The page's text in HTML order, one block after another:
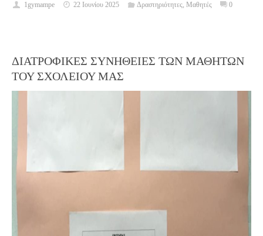
1gymampe 22 Ιουνίου 2025 Δραστηριότητες, Μαθητές 0
ΔΙΑΤΡΟΦΙΚΕΣ ΣΥΝΗΘΕΙΕΣ ΤΩΝ ΜΑΘΗΤΩΝ
ΤΟΥ ΣΧΟΛΕΙΟΥ ΜΑΣ